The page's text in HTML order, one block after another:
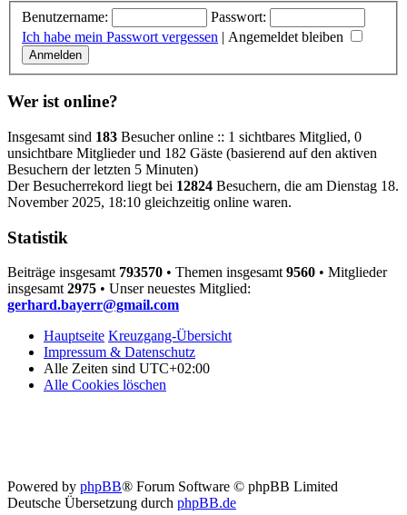
Benutzername:
Passwort:
Ich habe mein Passwort vergessen | Angemeldet bleiben
Wer ist online?
Insgesamt sind 183 Besucher online :: 1 sichtbares Mitglied, 0
unsichtbare Mitglieder und 182 Gäste (basierend auf den aktiven
Besuchern der letzten 5 Minuten)
Der Besucherrekord liegt bei 12824 Besuchern, die am Dienstag 18.
November 2025, 18:10 gleichzeitig online waren.
Statistik
Beiträge insgesamt 793570 • Themen insgesamt 9560 • Mitglieder
insgesamt 2975 • Unser neuestes Mitglied:
gerhard.bayerr@gmail.com
Hauptseite Kreuzgang-Übersicht
Impressum & Datenschutz
Alle Zeiten sind UTC+02:00
Alle Cookies löschen
Powered by phpBB® Forum Software © phpBB Limited
Deutsche Übersetzung durch phpBB.de